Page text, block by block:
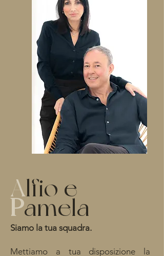
Alfio e
Pamela
Siamo la tua squadra.
Mettiamo a tua disposizione la